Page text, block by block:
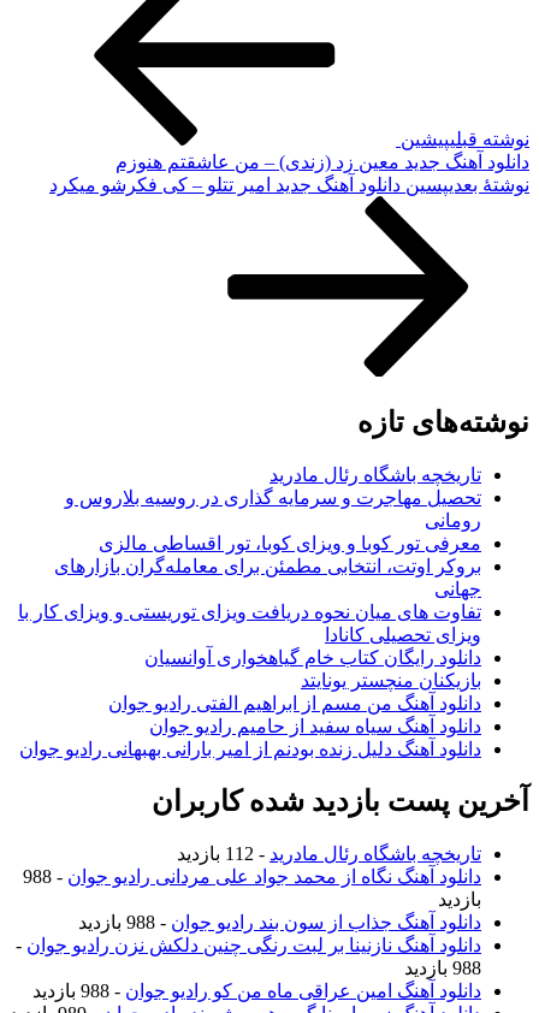
نوشته قبلیپیشین
دانلود آهنگ جدید معین زد (زندی) – من عاشقتم هنوزم
نوشته‌ٔ بعدیپسین دانلود آهنگ جدید امیر تتلو – کی فکرشو میکرد
نوشته‌های تازه
تاریخچه باشگاه رئال مادرید
تحصیل مهاجرت و سرمایه گذاری در روسیه بلاروس و
رومانی
معرفی تور کوبا و ویزای کوبا، تور اقساطی مالزی
بروکر اوتت، انتخابی مطمئن برای معامله‌گران بازارهای
جهانی
تفاوت های میان نحوه دریافت ویزای توریستی و ویزای کار با
ویزای تحصیلی کانادا
دانلود رایگان کتاب خام گیاهخواری آوانسیان
بازیکنان منچستر یونایتد
دانلود آهنگ من مسم از ابراهیم الفتی رادیو جوان
دانلود آهنگ سیاه سفید از حامیم رادیو جوان
دانلود آهنگ دلیل زنده بودنم از امیر بارانی بهبهانی رادیو جوان
آخرین پست بازدید شده کاربران
تاریخچه باشگاه رئال مادرید - 112 بازدید
دانلود آهنگ نگاه از محمد جواد علی مردانی رادیو جوان
- 988
بازدید
دانلود آهنگ جذاب از سون بند رادیو جوان - 988 بازدید
دانلود آهنگ نازنینا بر لبت رنگی چنین دلکش نزن رادیو جوان -
988 بازدید
دانلود آهنگ امین عراقی ماه من کو رادیو جوان - 988 بازدید